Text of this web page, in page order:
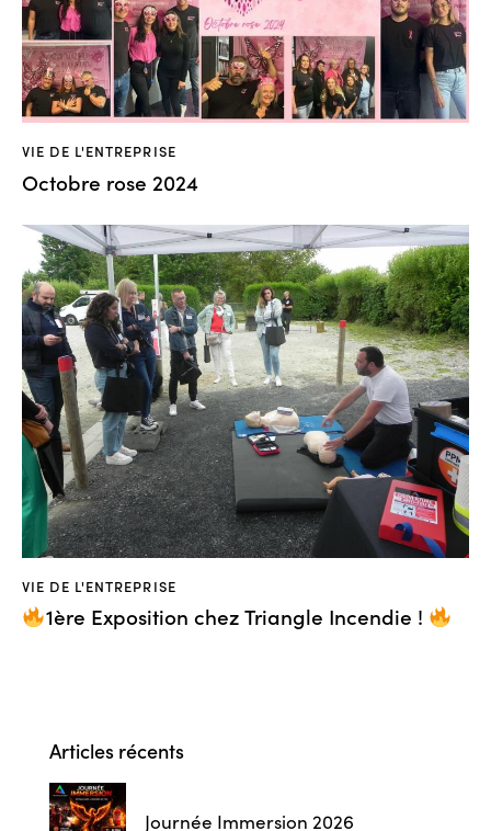
VIE DE L'ENTREPRISE
Octobre rose 2024
VIE DE L'ENTREPRISE
1ère Exposition chez Triangle Incendie !
Articles récents
Journée Immersion 2026